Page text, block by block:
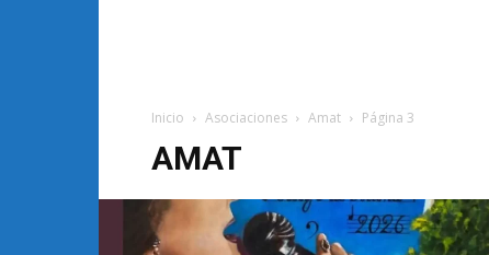
Inicio Asociaciones Amat Página 3
AMAT